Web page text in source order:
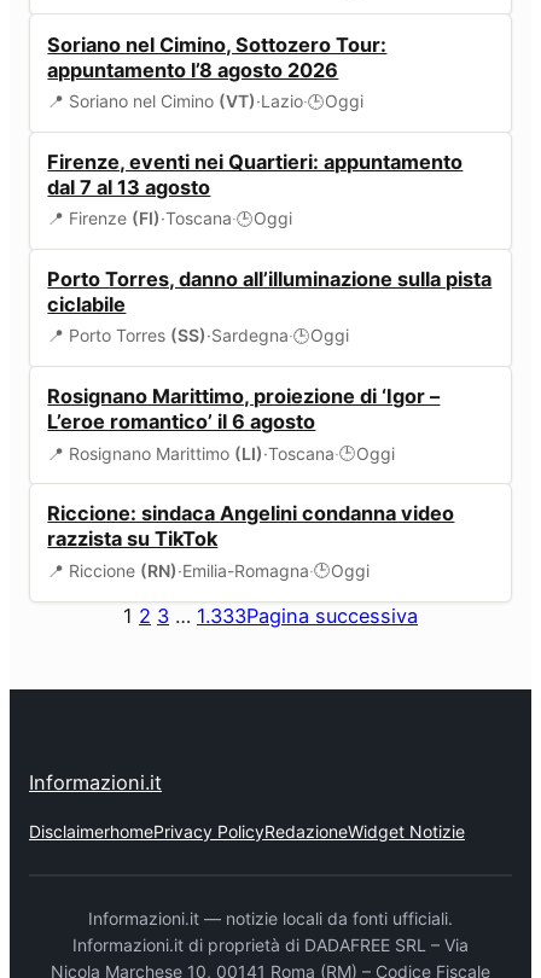
Soriano nel Cimino, Sottozero Tour:
appuntamento l’8 agosto 2026
📍 Soriano nel Cimino (VT)·Lazio·🕒Oggi
Firenze, eventi nei Quartieri: appuntamento
dal 7 al 13 agosto
📍 Firenze (FI)·Toscana·🕒Oggi
Porto Torres, danno all’illuminazione sulla pista
ciclabile
📍 Porto Torres (SS)·Sardegna·🕒Oggi
Rosignano Marittimo, proiezione di ‘Igor –
L’eroe romantico’ il 6 agosto
📍 Rosignano Marittimo (LI)·Toscana·🕒Oggi
Riccione: sindaca Angelini condanna video
razzista su TikTok
📍 Riccione (RN)·Emilia-Romagna·🕒Oggi
1 2 3 … 1.333Pagina successiva
Informazioni.it
DisclaimerhomePrivacy PolicyRedazioneWidget Notizie
Informazioni.it — notizie locali da fonti ufficiali.
Informazioni.it di proprietà di DADAFREE SRL – Via
Nicola Marchese 10, 00141 Roma (RM) – Codice Fiscale